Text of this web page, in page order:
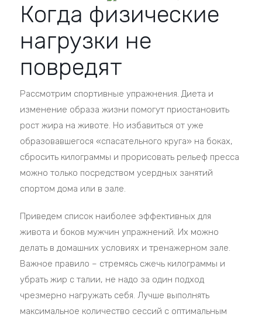
Когда физические
нагрузки не
повредят
Рассмотрим спортивные упражнения. Диета и
изменение образа жизни помогут приостановить
рост жира на животе. Но избавиться от уже
образовавшегося «спасательного круга» на боках,
сбросить килограммы и прорисовать рельеф пресса
можно только посредством усердных занятий
спортом дома или в зале.
Приведем список наиболее эффективных для
живота и боков мужчин упражнений. Их можно
делать в домашних условиях и тренажерном зале.
Важное правило – стремясь сжечь килограммы и
убрать жир с талии, не надо за один подход
чрезмерно нагружать себя. Лучше выполнять
максимальное количество сессий с оптимальным